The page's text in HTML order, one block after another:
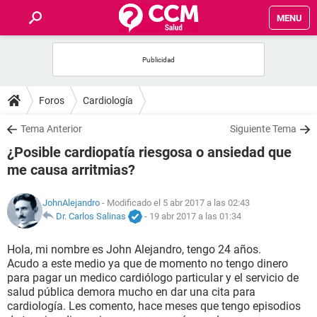
MENU
FOROS
SALUD
FAMILIA
NUTRICIÓN
SEXUALIDAD
GLOSARIO
Foros Cardiología
Tema Anterior Siguiente Tema
¿Posible cardiopatía riesgosa o ansiedad que
me causa arritmias?
JohnAlejandro - Modificado el 5 abr 2017 a las 02:43
Dr. Carlos Salinas
- 19 abr 2017 a las 01:34
Hola, mi nombre es John Alejandro, tengo 24 años.
Acudo a este medio ya que de momento no tengo dinero
para pagar un medico cardiólogo particular y el servicio de
salud pública demora mucho en dar una cita para
cardiología. Les comento, hace meses que tengo episodios